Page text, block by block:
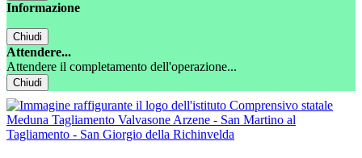
Informazione
Chiudi
Attendere...
Attendere il completamento dell'operazione...
Chiudi